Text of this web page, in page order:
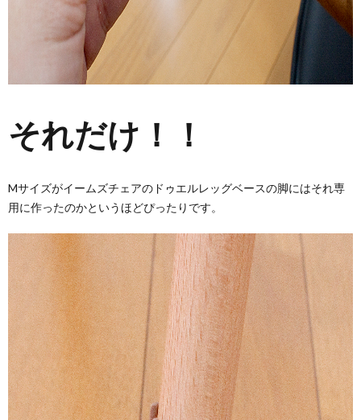
それだけ！！
Mサイズがイームズチェアのドゥエルレッグベースの脚にはそれ専
用に作ったのかというほどぴったりです。